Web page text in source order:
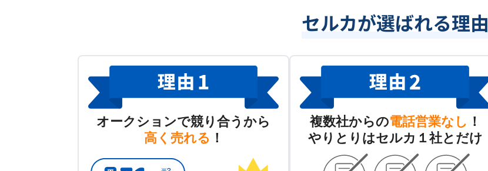
セルカが選ばれる理由
オークションで競り合うから
高く売れる ！
複数社からの電話営業なし ！
やりとりはセルカ１社とだけ